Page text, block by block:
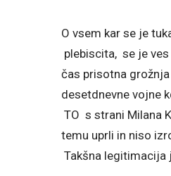
O vsem kar se je
plebiscita, se je
čas prisotna
desetdnevne vojne
TO s strani Milana
temu uprli in niso
Takšna legitimacija